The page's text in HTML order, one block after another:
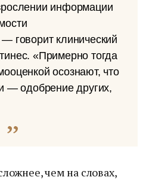
информации
говорит клинический
«Примерно тогда
осознают, что
— одобрение других,
чем на словах,